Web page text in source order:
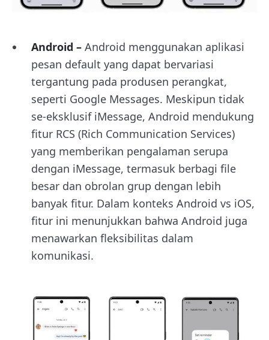
Android – Android menggunakan aplikasi
pesan default yang dapat bervariasi
tergantung pada produsen perangkat,
seperti Google Messages. Meskipun tidak
se-eksklusif iMessage, Android mendukung
fitur RCS (Rich Communication Services)
yang memberikan pengalaman serupa
dengan iMessage, termasuk berbagi file
besar dan obrolan grup dengan lebih
banyak fitur. Dalam konteks Android vs iOS,
fitur ini menunjukkan bahwa Android juga
menawarkan fleksibilitas dalam
komunikasi.